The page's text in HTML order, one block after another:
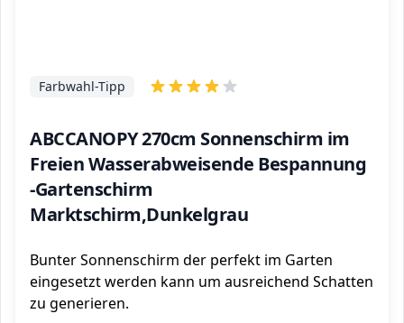
ABCCANOPY 270cm Sonnenschirm im
Freien Wasserabweisende Bespannung
-Gartenschirm
Marktschirm,Dunkelgrau
Farbwahl-Tipp
Bunter Sonnenschirm der perfekt im Garten
eingesetzt werden kann um ausreichend Schatten
zu generieren.